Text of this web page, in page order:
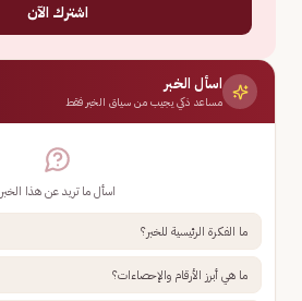
اشترك الآن
اسأل الخبر
مساعد ذكي يجيب من سياق الخبر فقط
اسأل ما تريد عن هذا الخبر
ما الفكرة الرئيسية للخبر؟
ما هي أبرز الأرقام والإحصاءات؟